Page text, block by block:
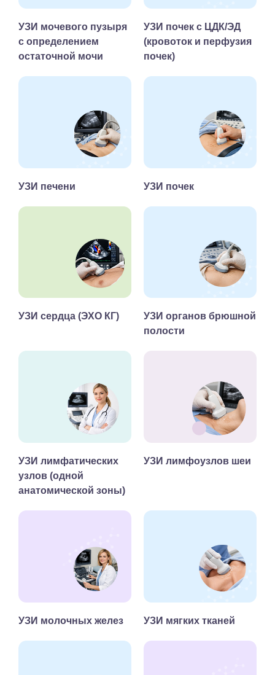
УЗИ мочевого пузыря
с определением
остаточной мочи
УЗИ почек с ЦДК/ЭД
(кровоток и перфузия
почек)
УЗИ печени УЗИ почек
УЗИ сердца (ЭХО КГ)
УЗИ органов брюшной
полости
УЗИ лимфатических
узлов (одной
анатомической зоны)
УЗИ лимфоузлов шеи
УЗИ молочных желез УЗИ мягких тканей